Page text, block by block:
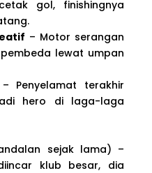
gol, finishingnya
– Motor serangan
lewat umpan
Penyelamat terakhir
hero di laga-laga
sejak lama) –
klub besar, dia